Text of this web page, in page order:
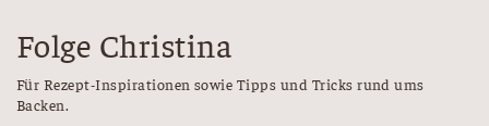
Folge Christina
Für Rezept-Inspirationen sowie Tipps und Tricks rund ums
Backen.